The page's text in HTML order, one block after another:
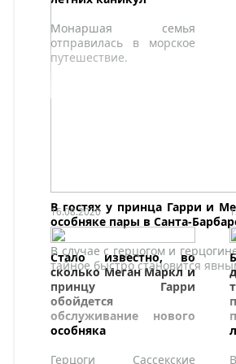
Монаршая семья
отправилась в морское
путешествие.
В гостях у принца Гарри и
особняке пары в Санта-
В случае с герцогом и
тайное быстро становится
16.08.2020
Стало известно, во
сколько Меган Маркл и
принцу Гарри
обойдется
обслуживание нового
особняка
Герцоги Сассекские